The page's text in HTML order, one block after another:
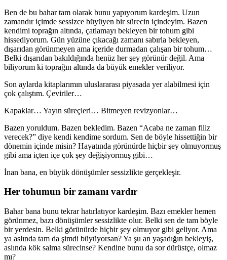
Ben de bu bahar tam olarak bunu yapıyorum kardeşim. Uzun
zamandır içimde sessizce büyüyen bir sürecin içindeyim. Bazen
kendimi toprağın altında, çatlamayı bekleyen bir tohum gibi
hissediyorum. Gün yüzüne çıkacağı zamanı sabırla bekleyen,
dışarıdan görünmeyen ama içeride durmadan çalışan bir tohum…
Belki dışarıdan bakıldığında henüz her şey görünür değil. Ama
biliyorum ki toprağın altında da büyük emekler veriliyor.
Son aylarda kitaplarımın uluslararası piyasada yer alabilmesi için
çok çalıştım. Çeviriler…
Kapaklar… Yayın süreçleri… Bitmeyen revizyonlar…
Bazen yoruldum. Bazen bekledim. Bazen “Acaba ne zaman filiz
verecek?” diye kendi kendime sordum. Sen de böyle hissettiğin bir
dönemin içinde misin? Hayatında görünürde hiçbir şey olmuyormuş
gibi ama içten içe çok şey değişiyormuş gibi…
İnan bana, en büyük dönüşümler sessizlikte gerçekleşir.
Her tohumun bir zamanı vardır
Bahar bana bunu tekrar hatırlatıyor kardeşim. Bazı emekler hemen
görünmez, bazı dönüşümler sessizlikte olur. Belki sen de tam böyle
bir yerdesin. Belki görünürde hiçbir şey olmuyor gibi geliyor. Ama
ya aslında tam da şimdi büyüyorsan? Ya şu an yaşadığın bekleyiş,
aslında kök salma sürecinse? Kendine bunu da sor dürüstçe, olmaz
mı?